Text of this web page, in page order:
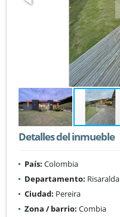
Detalles del inmueble
País: Colombia
Departamento: Risaralda
Ciudad: Pereira
Zona / barrio: Combia